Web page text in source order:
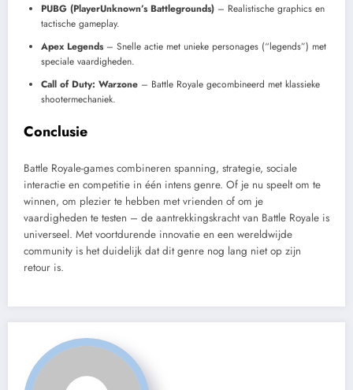
PUBG (PlayerUnknown’s Battlegrounds) – Realistische graphics en
tactische gameplay.
Apex Legends– Snelle actie met unieke personages (“legends”) met
speciale vaardigheden.
Call of Duty: Warzone – Battle Royale gecombineerd met klassieke
shootermechaniek.
Conclusie
Battle Royale-games combineren spanning, strategie, sociale
interactie en competitie in één intens genre. Of je nu speelt om te
winnen, om plezier te hebben met vrienden of om je
vaardigheden te testen – de aantrekkingskracht van Battle Royale is
universeel. Met voortdurende innovatie en een wereldwijde
community is het duidelijk dat dit genre nog lang niet op zijn
retour is.